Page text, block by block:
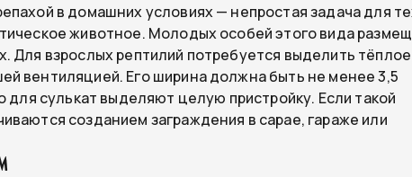
в домашних условиях — непростая задача для
животное. Молодых особей этого вида
Для взрослых рептилий потребуется выделить тёплое
вентиляцией. Его ширина должна быть не менее 3,5
для сулькат выделяют целую пристройку. Если такой
созданием заграждения в сарае, гараже или